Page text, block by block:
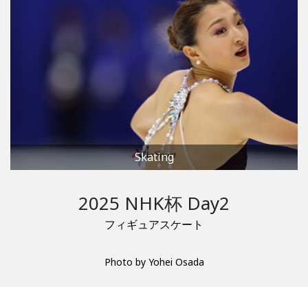
Skating
2025 NHK杯 Day2
フィギュアスケート
Photo by Yohei Osada